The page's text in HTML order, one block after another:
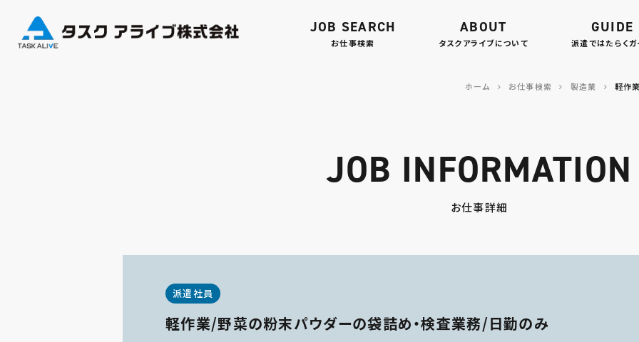
JOB SEARCH
お仕事検索
ABOUT
タスクアライブについて
GUIDE
派遣ではたらくガ
ホーム お仕事検索 製造業 軽作
JOB INFORMATION
お仕事詳細
派遣社員
軽作業/野菜の粉末パウダーの袋詰め・検査業務/日勤のみ